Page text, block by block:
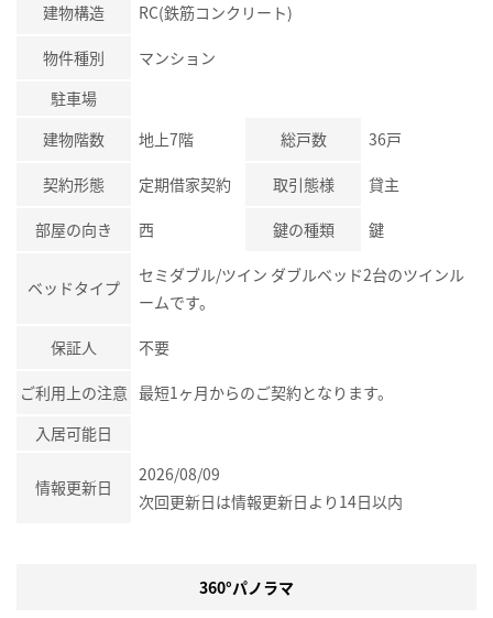
建物構造 RC(鉄筋コンクリート)
物件種別
マンション
駐車場
建物階数
地上7階 総戸数 36戸
契約形態 定期借家契約 取引態様 貸主
部屋の向き 西 鍵の種類 鍵
ベッドタイプ
セミダブル/ツイン ダブルベッド2台のツインル
ームです。
保証人 不要
ご利用上の注意 最短1ヶ月からのご契約となります。
入居可能日
情報更新日
2026/08/09
次回更新日は情報更新日より14日以内
360°パノラマ